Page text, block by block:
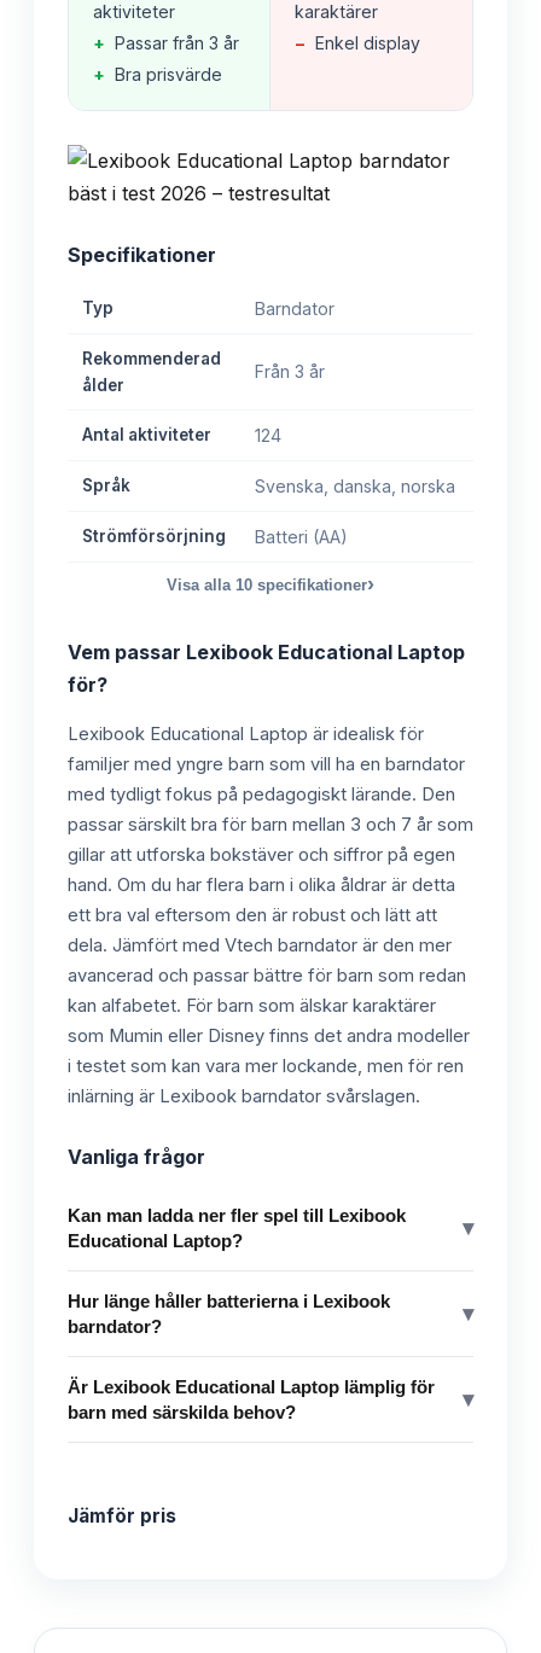
aktiviteter
+ Passar från 3 år
+ Bra prisvärde
karaktärer
− Enkel display
Specifikationer
Typ Barndator
Rekommenderad
ålder
Från 3 år
Antal aktiviteter 124
Språk Svenska, danska, norska
Strömförsörjning Batteri (AA)
Visa alla 10 specifikationer›
Vem passar Lexibook Educational Laptop
för?
Lexibook Educational Laptop är idealisk för
familjer med yngre barn som vill ha en barndator
med tydligt fokus på pedagogiskt lärande. Den
passar särskilt bra för barn mellan 3 och 7 år som
gillar att utforska bokstäver och siffror på egen
hand. Om du har flera barn i olika åldrar är detta
ett bra val eftersom den är robust och lätt att
dela. Jämfört med Vtech barndator är den mer
avancerad och passar bättre för barn som redan
kan alfabetet. För barn som älskar karaktärer
som Mumin eller Disney finns det andra modeller
i testet som kan vara mer lockande, men för ren
inlärning är Lexibook barndator svårslagen.
Vanliga frågor
Kan man ladda ner fler spel till Lexibook
Educational Laptop?
▾
Hur länge håller batterierna i Lexibook
barndator?
▾
Är Lexibook Educational Laptop lämplig för
barn med särskilda behov?
▾
Jämför pris